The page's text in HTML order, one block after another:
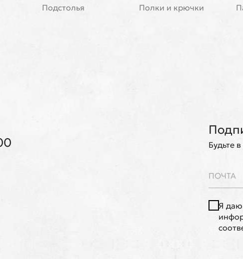
Подстолья
Полки и крючки
Будьте
Я даю